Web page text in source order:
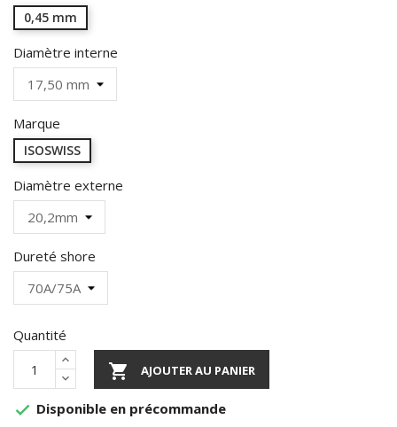
0,45 mm
Diamètre interne
Marque
ISOSWISS
Diamètre externe
Dureté shore
Quantité
 AJOUTER AU PANIER
 Disponible en précommande